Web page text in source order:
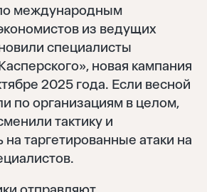
международным
из ведущих
специалисты
новая кампания
2025 года. Если весной
по организациям в целом,
тактику и
таргетированные атаки на